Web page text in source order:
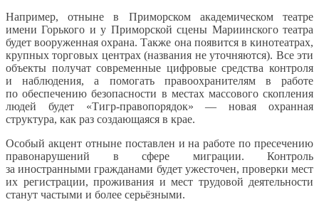
Например, отныне в Приморском академическом театре
имени Горького и у Приморской сцены Мариинского театра
будет вооруженная охрана. Также она появится в кинотеатрах,
крупных торговых центрах (названия не уточняются). Все эти
объекты получат современные цифровые средства контроля
и наблюдения, а помогать правоохранителям в работе
по обеспечению безопасности в местах массового скопления
людей будет «Тигр-правопорядок» — новая охранная
структура, как раз создающаяся в крае.
Особый акцент отныне поставлен и на работе по пресечению
правонарушений в сфере миграции. Контроль
за иностранными гражданами будет ужесточен, проверки мест
их регистрации, проживания и мест трудовой деятельности
станут частыми и более серьёзными.